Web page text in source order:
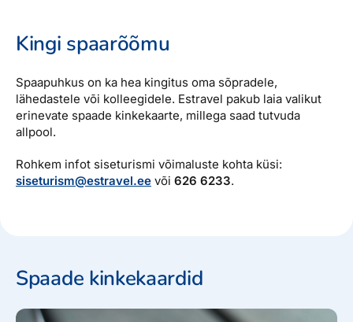
Boonuspunktid
Kontaktid
Reisikonsultandi teenus
Tule tööle
Kingi spaarõõmu
Spaapuhkus on ka hea kingitus oma sõpradele,
lähedastele või kolleegidele. Estravel pakub laia valikut
erinevate spaade kinkekaarte, millega saad tutvuda
allpool.
Rohkem infot siseturismi võimaluste kohta küsi:
siseturism@estravel.ee või 626 6233.
Spaade kinkekaardid